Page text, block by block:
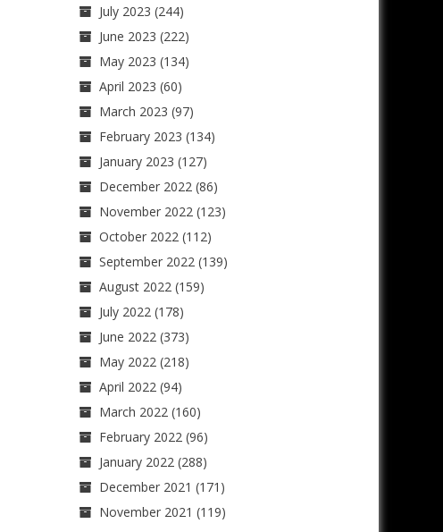
July 2023 (244)
June 2023 (222)
May 2023 (134)
April 2023 (60)
March 2023 (97)
February 2023 (134)
January 2023 (127)
December 2022(86)
November 2022(123)
October 2022(112)
September 2022(139)
August 2022(159)
July 2022(178)
June 2022(373)
May 2022(218)
April 2022(94)
March 2022(160)
February 2022(96)
January 2022(288)
December 2021 (171)
November 2021 (119)